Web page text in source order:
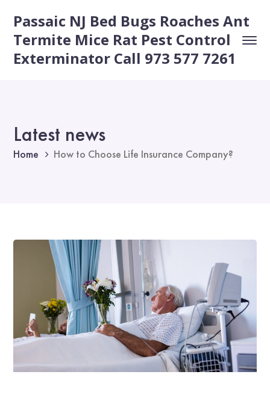
Passaic NJ Bed Bugs Roaches Ant
Termite Mice Rat Pest Control
Exterminator Call 973 577 7261
Latest news
Home How to Choose Life Insurance Company?